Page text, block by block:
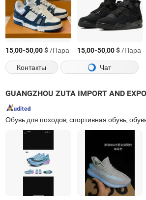
15,00-50,00$/Пара 15,00-50,00$/Пара
Контакты
Чат